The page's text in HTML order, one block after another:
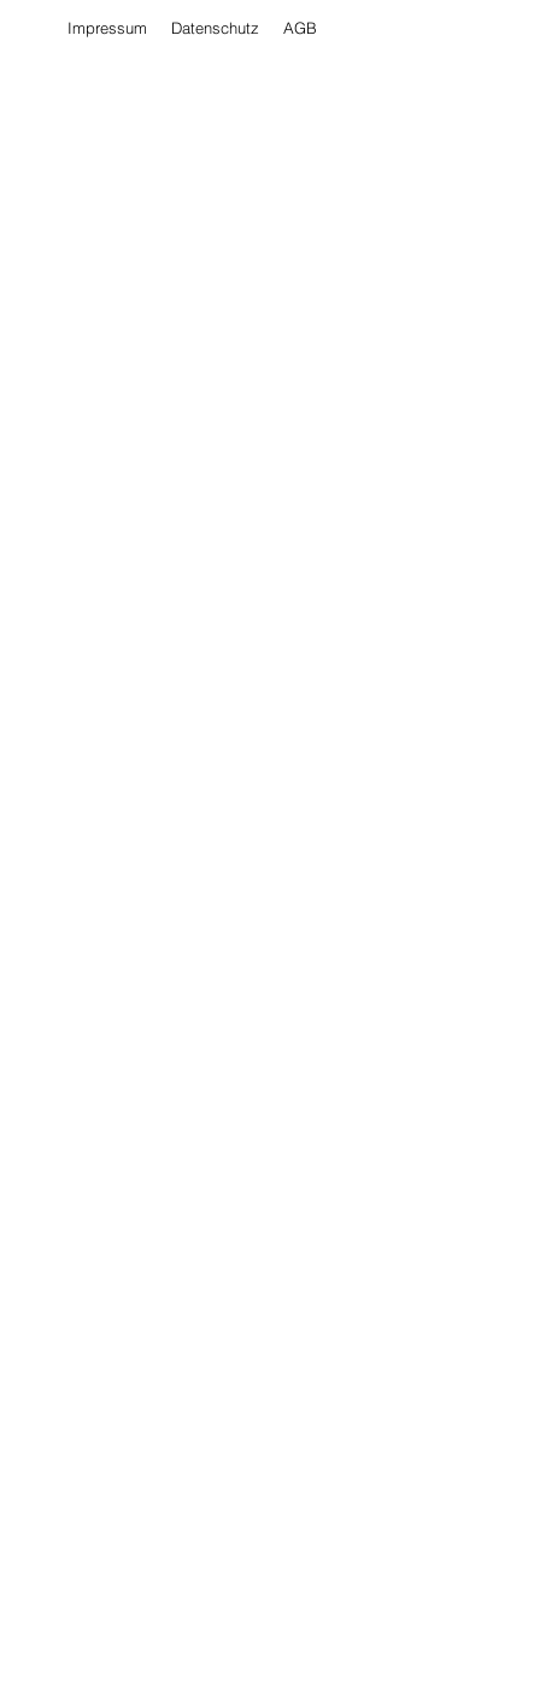
Impressum Datenschutz AGB